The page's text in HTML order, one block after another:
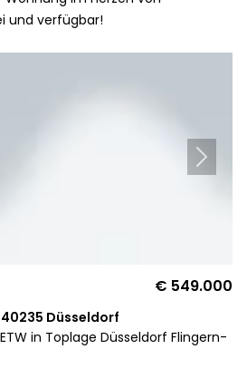
und verfügbar!
€ 549.000
Düsseldorf
in Toplage Düsseldorf Flingern-